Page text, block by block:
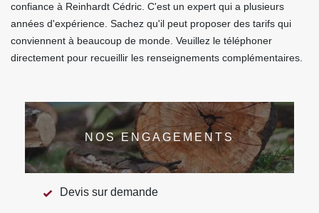
confiance à Reinhardt Cédric. C'est un expert qui a plusieurs
années d'expérience. Sachez qu'il peut proposer des tarifs qui
conviennent à beaucoup de monde. Veuillez le téléphoner
directement pour recueillir les renseignements complémentaires.
NOS ENGAGEMENTS
Devis sur demande